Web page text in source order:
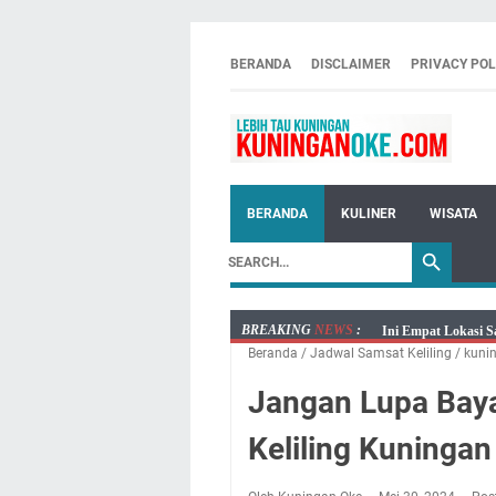
BERANDA DISCLAIMER PRIVACY
BERANDA KULINER WISATA
BREAKING NEWS :
Ini Empat Lokasi
Jumat 7 Agustus
Embun Pagi
Tetap Berjalan
Salat Lima Waktu
Menenangkan, Ini
Beranda / Jadwal Samsat Keliling /
Jangan Lupa
Keliling